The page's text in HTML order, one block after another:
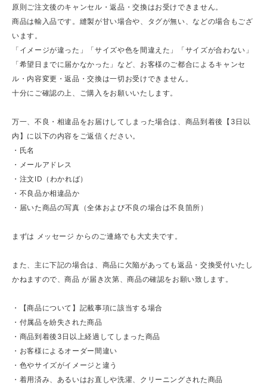
原則ご注文後のキャンセル・返品・交換はお受けできません。
商品は輸入品です。縫製が甘い場合や、タグが無い、などの場合もござ
います。
「イメージが違った」「サイズや色を間違えた」「サイズが合わない」
「希望日までに届かなかった」など、お客様のご都合によるキャンセ
ル・内容変更・返品・交換は一切お受けできません。
十分にご確認の上、ご購入をお願いいたします。
万一、不良・相違品をお届けしてしまった場合は、商品到着後【3日以
内】に以下の内容をご返信ください。
・氏名
・メールアドレス
・注文ID（わかれば）
・不良品か相違品か
・届いた商品の写真（全体および不良の場合は不良箇所）
まずは メッセージ からのご連絡でも大丈夫です。
また、主に下記の場合は、商品に欠陥があっても返品・交換受付いたし
かねますので、商品 が届き次第、商品の確認をお願い致します。
・【商品について】記載事項に該当する場合
・付属品を紛失された商品
・商品到着後3日以上経過してしまった商品
・お客様によるオーダー間違い
・色やサイズがイメージと違う
・着用済み、あるいはお直しや洗濯、クリーニングされた商品